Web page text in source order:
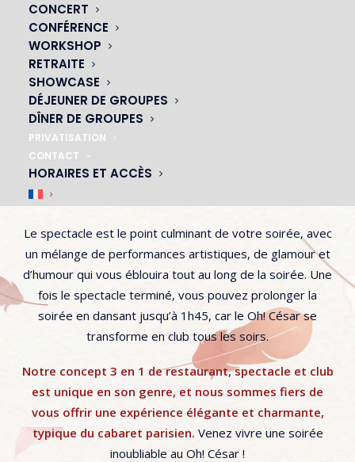
CONCERT
CONFÉRENCE
WORKSHOP
RETRAITE
SHOWCASE
DÉJEUNER DE GROUPES
DÎNER DE GROUPES
PRIVATISATION
CONTACT
HORAIRES ET ACCÈS
Vous cherchez une soirée mémorable à Paris ? Le Oh!
César a tout ce qu’il faut pour vous satisfaire ! Notre
dîner-spectacle est le choix parfait pour une soirée
romantique ou une soirée entre amis. Avec un menu
diversifié et une cuisine savoureuse, vous pouvez choisir
Le spectacle est le point culminant de votre soirée, avec
un mélange de performances artistiques, de glamour et
d’humour qui vous éblouira tout au long de la soirée. Une
fois le spectacle terminé, vous pouvez prolonger la
soirée en dansant jusqu’à 1h45, car le Oh! César se
transforme en club tous les soirs.
Notre concept 3 en 1 de restaurant, spectacle et club
est unique en son genre, et nous sommes fiers de
vous offrir une expérience élégante et charmante,
typique du cabaret parisien. Venez vivre une soirée
inoubliable au Oh! César !